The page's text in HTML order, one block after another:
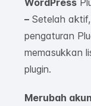
WordPress
– Setelah
pengaturan
memasukkan
plugin.
Merubah